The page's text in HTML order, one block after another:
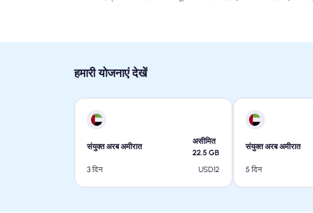
हमारी योजनाएं देखें
संयुक्त अरब अमीरात
असीमित
22.5 GB
3 दिन
USD12
संयुक्त अरब अमीरात
5 दिन